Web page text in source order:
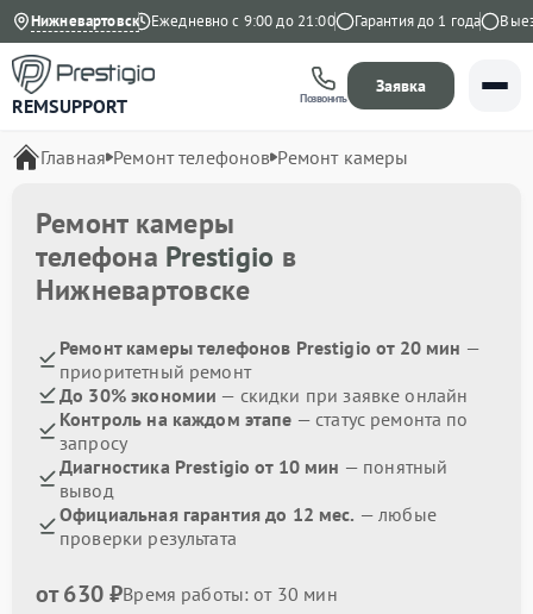
Нижневартовск
4.9 на Яндекс Ежедневно с 9:00 до 21:00 Гарантия до 1 года Выезд
REMSUPPORT Позвонить
Заявка
Главная Ремонт телефонов Ремонт камеры
Ремонт камеры
телефона Prestigio в
Нижневартовске
Ремонт камеры телефонов Prestigio от 20 мин —
приоритетный ремонт
До 30% экономии — скидки при заявке онлайн
Контроль на каждом этапе — статус ремонта по
запросу
Диагностика Prestigio от 10 мин — понятный
вывод
Официальная гарантия до 12 мес. — любые
проверки результата
от 630 ₽Время работы: от 30 мин